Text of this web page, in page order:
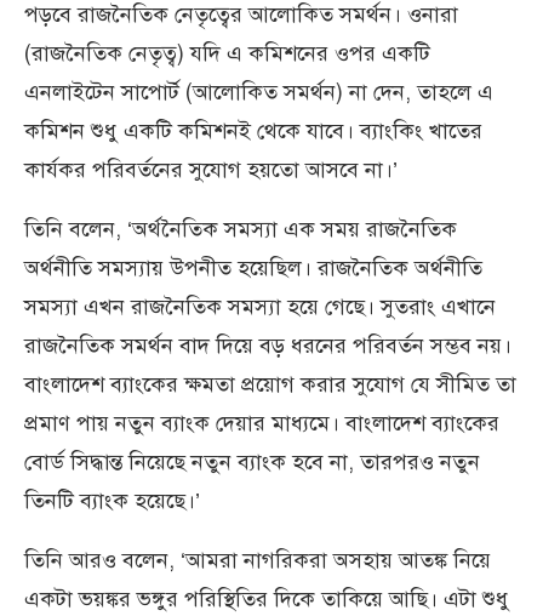
পড়বে রাজনৈতিক নেতৃত্বের আলোকিত সমর্থন। ওনারা
(রাজনৈতিক নেতৃত্ব) যদি এ কমিশনের ওপর একটি
এনলাইটেন সাপোর্ট (আলোকিত সমর্থন) না দেন, তাহলে এ
কমিশন শুধু একটি কমিশনই থেকে যাবে। ব্যাংকিং খাতের
কার্যকর পরিবর্তনের সুযোগ হয়তো আসবে না।’
তিনি বলেন, ‘অর্থনৈতিক সমস্যা এক সময় রাজনৈতিক
অর্থনীতি সমস্যায় উপনীত হয়েছিল। রাজনৈতিক অর্থনীতি
সমস্যা এখন রাজনৈতিক সমস্যা হয়ে গেছে। সুতরাং এখানে
রাজনৈতিক সমর্থন বাদ দিয়ে বড় ধরনের পরিবর্তন সম্ভব নয়।
বাংলাদেশ ব্যাংকের ক্ষমতা প্রয়োগ করার সুযোগ যে সীমিত তা
প্রমাণ পায় নতুন ব্যাংক দেয়ার মাধ্যমে। বাংলাদেশ ব্যাংকের
বোর্ড সিদ্ধান্ত নিয়েছে নতুন ব্যাংক হবে না, তারপরও নতুন
তিনটি ব্যাংক হয়েছে।’
তিনি আরও বলেন, ‘আমরা নাগরিকরা অসহায় আতঙ্ক নিয়ে
একটা ভয়ঙ্কর ভঙ্গুর পরিস্থিতির দিকে তাকিয়ে আছি। এটা শুধু